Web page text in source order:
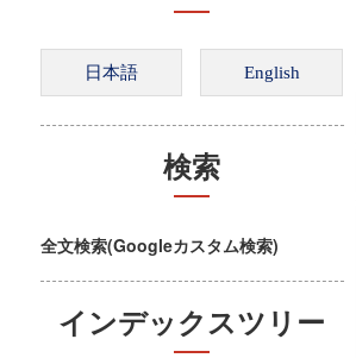
検索
全文検索(Googleカスタム検索)
インデックスツリー